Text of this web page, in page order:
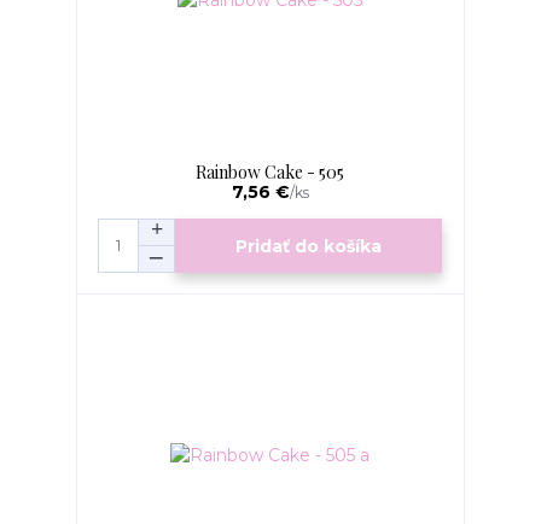
Rainbow Cake - 505
7,56 €/ks
Pridať do košíka